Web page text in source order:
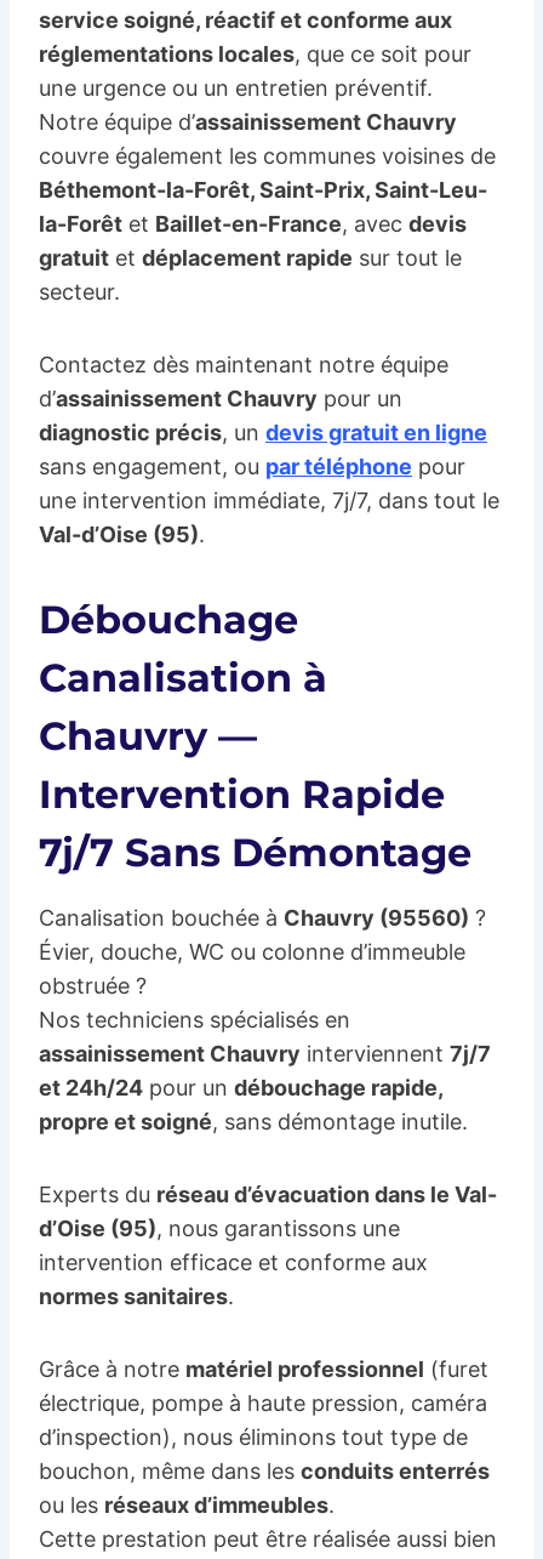
service soigné, réactif et conforme aux
réglementations locales, que ce soit pour
une urgence ou un entretien préventif.
Notre équipe d’assainissement Chauvry
couvre également les communes voisines de
Béthemont-la-Forêt, Saint-Prix, Saint-Leu-
la-Forêt et Baillet-en-France, avec devis
gratuit et déplacement rapide sur tout le
secteur.
Contactez dès maintenant notre équipe
d’assainissement Chauvry pour un
diagnostic précis, un devis gratuit en ligne
sans engagement, ou par téléphone pour
une intervention immédiate, 7j/7, dans tout le
Val-d’Oise (95).
Débouchage
Canalisation à
Chauvry —
Intervention Rapide
7j/7 Sans Démontage
Canalisation bouchée à Chauvry (95560) ?
Évier, douche, WC ou colonne d’immeuble
obstruée ?
Nos techniciens spécialisés en
assainissement Chauvry interviennent 7j/7
et 24h/24 pour un débouchage rapide,
propre et soigné, sans démontage inutile.
Experts du réseau d’évacuation dans le Val-
d’Oise (95), nous garantissons une
intervention efficace et conforme aux
normes sanitaires.
Grâce à notre matériel professionnel (furet
électrique, pompe à haute pression, caméra
d’inspection), nous éliminons tout type de
bouchon, même dans les conduits enterrés
ou les réseaux d’immeubles.
Cette prestation peut être réalisée aussi bien